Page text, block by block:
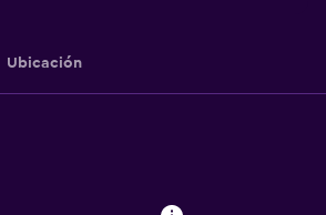
Ubicación